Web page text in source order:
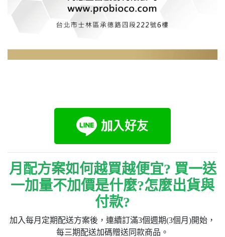
月配方案如何越買越便宜? 買一送
一加量不加價是什麼?怎麼出貨與
付款?
加入每月定期配送方案後，連續訂滿3個週期(3個月)開始，
每三期配送加碼贈送同款商品。